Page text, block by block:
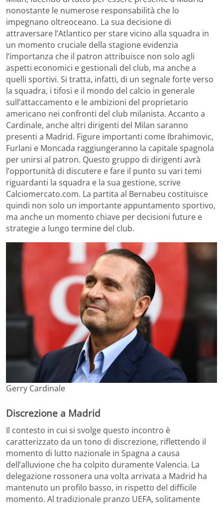
nonostante le numerose responsabilità che lo
impegnano oltreoceano. La sua decisione di
attraversare l’Atlantico per stare vicino alla squadra in
un momento cruciale della stagione evidenzia
l’importanza che il patron attribuisce non solo agli
aspetti economici e gestionali del club, ma anche a
quelli sportivi. Si tratta, infatti, di un segnale forte verso
la squadra, i tifosi e il mondo del calcio in generale
sull’attaccamento e le ambizioni del proprietario
americano nei confronti del club milanista. Accanto a
Cardinale, anche altri dirigenti del Milan saranno
presenti a Madrid. Figure importanti come Ibrahimovic,
Furlani e Moncada raggiungeranno la capitale spagnola
per unirsi al patron. Questo gruppo di dirigenti avrà
l’opportunità di discutere e fare il punto su vari temi
riguardanti la squadra e la sua gestione, scrive
Calciomercato.com. La partita al Bernabeu costituisce
quindi non solo un importante appuntamento sportivo,
ma anche un momento chiave per decisioni future e
strategie a lungo termine del club.
Gerry Cardinale
Discrezione a Madrid
Il contesto in cui si svolge questo incontro è
caratterizzato da un tono di discrezione, riflettendo il
momento di lutto nazionale in Spagna a causa
dell’alluvione che ha colpito duramente Valencia. La
delegazione rossonera una volta arrivata a Madrid ha
mantenuto un profilo basso, in rispetto del difficile
momento. Al tradizionale pranzo UEFA, solitamente